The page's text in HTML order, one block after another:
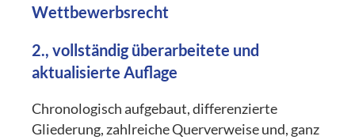
Wettbewerbsrecht
2., vollständig überarbeitete und
aktualisierte Auflage
Chronologisch aufgebaut, differenzierte
Gliederung, zahlreiche Querverweise und, ganz